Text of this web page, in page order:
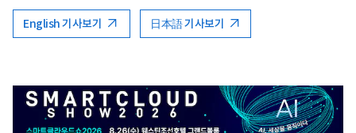
English 기사보기 日本語 기사보기